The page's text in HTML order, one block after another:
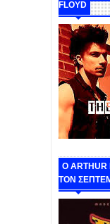
FLOYD
O
ΤΟΝ